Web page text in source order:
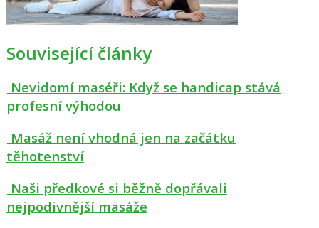
Související články
Nevidomí maséři: Když se handicap stává
profesní výhodou
Masáž není vhodná jen na začátku
těhotenství
Naši předkové si běžně dopřávali
nejpodivnější masáže